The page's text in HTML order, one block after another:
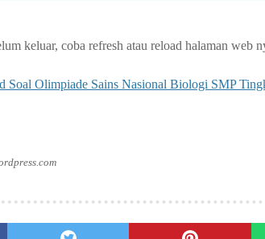
keluar, coba refresh atau reload halaman web
Soal Olimpiade Sains Nasional Biologi SMP